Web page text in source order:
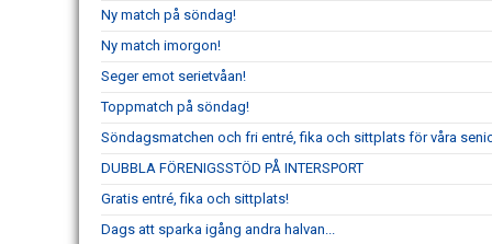
Ny match på söndag!
Ny match imorgon!
Seger emot serietvåan!
Toppmatch på söndag!
Söndagsmatchen och fri entré, fika och sittplats för våra
DUBBLA FÖRENIGSSTÖD PÅ INTERSPORT
Gratis entré, fika och sittplats!
Dags att sparka igång andra halvan...